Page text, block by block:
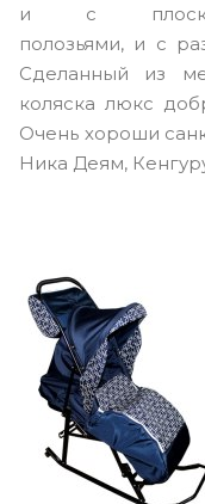
и с
полозьями, и с
Сделанный из
коляска люкс
Очень хороши
Ника Деям,